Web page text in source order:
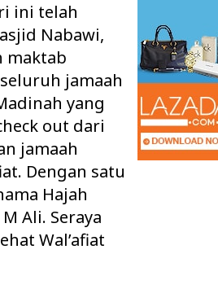
ini telah
Nabawi,
maktab
jamaah
yang
out dari
jamaah
Dengan satu
Hajah
Ali. Seraya
Wal’afiat
Pisah Sambut Kapolres Way Kanan,
AKBP Didik Berpamitan, AKBP
Ramadhona Siap Lanj…